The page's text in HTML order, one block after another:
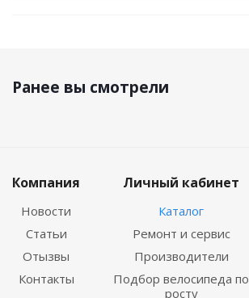
Ранее вы смотрели
Компания
Новости
Статьи
Отызвы
Контакты
Личный кабинет
Каталог
Ремонт и сервис
Производители
Подбор велосипеда по
росту